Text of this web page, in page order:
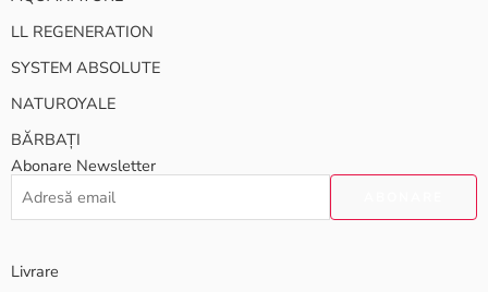
LL REGENERATION
SYSTEM ABSOLUTE
NATUROYALE
BĂRBAȚI
Abonare Newsletter
Livrare